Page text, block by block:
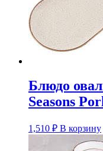
Блюдо
Seasons
1,510 ₽ В корзину